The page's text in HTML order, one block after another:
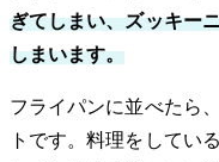
ぎてしまい、ズッキー
しまいます。
フライパンに並べたら
トです。料理をしてい